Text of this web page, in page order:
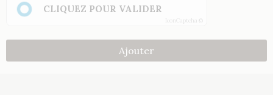
CLIQUEZ POUR VALIDER
IconCaptcha ©
Ajouter